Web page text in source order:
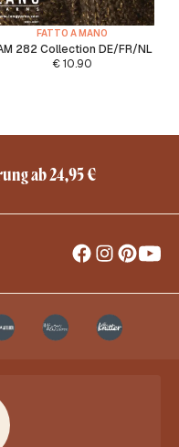
FATTO A MANO
282 Collection DE/FR/NL
€10.90
ab 24,95 €